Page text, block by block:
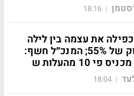
|
18:16
את עצמה בין לילה
ונפתחה בזינוק של 55%; המנכ״ל חשף:
|
18:04